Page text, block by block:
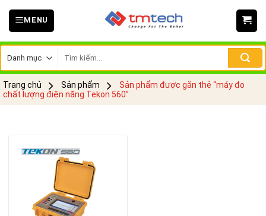
Skip
MENU
kiếm:
Trang chủ Sản phẩm
Sản phẩm được gắn thẻ “máy đo
chất lượng điện năng Tekon 560”